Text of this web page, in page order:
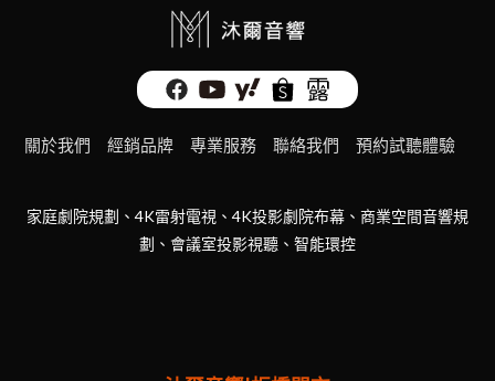
關於我們 經銷品牌 專業服務 聯絡我們 預約試聽體驗
家庭劇院規劃、4K雷射電視、4K投影劇院布幕、商業空間音響規
劃、會議室投影視聽、智能環控